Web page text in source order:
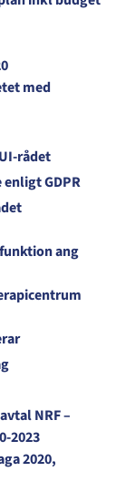
med
rådet
GDPR
ang
NRF –
2023
2020,